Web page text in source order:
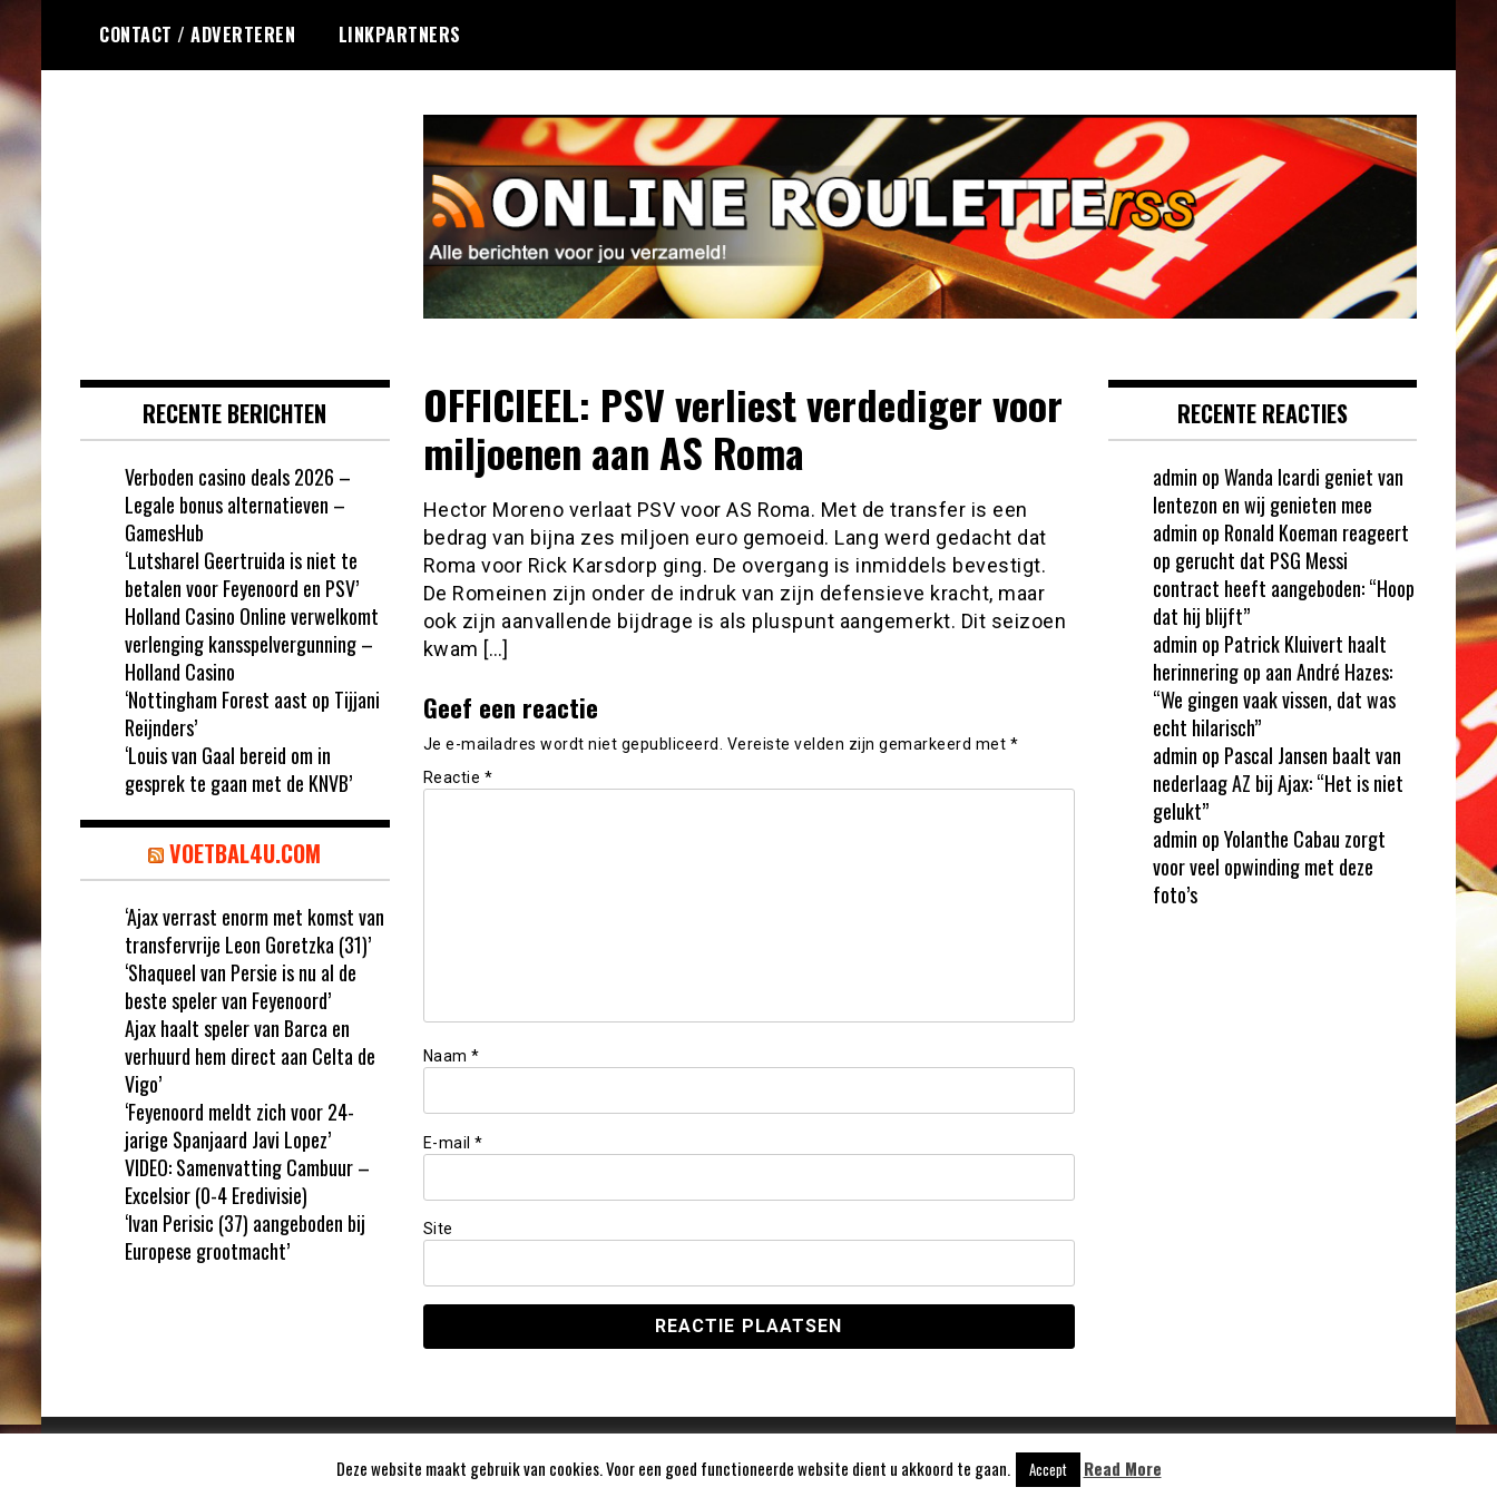
de
inhoud
CONTACT / ADVERTEREN LINKPARTNERS
OFFICIEEL: PSV verliest verdediger voor
miljoenen aan AS Roma
Hector Moreno verlaat PSV voor AS Roma. Met de transfer is een
bedrag van bijna zes miljoen euro gemoeid. Lang werd gedacht dat
Roma voor Rick Karsdorp ging. De overgang is inmiddels bevestigt.
De Romeinen zijn onder de indruk van zijn defensieve kracht, maar
ook zijn aanvallende bijdrage is als pluspunt aangemerkt. Dit seizoen
kwam […]
Geef een reactie
Je e-mailadres wordt niet gepubliceerd. Vereiste velden zijn gemarkeerd met *
Reactie *
Naam *
E-mail *
Site
RECENTE BERICHTEN
Verboden casino deals 2026 –
Legale bonus alternatieven –
GamesHub
‘Lutsharel Geertruida is niet te
betalen voor Feyenoord en PSV’
Holland Casino Online verwelkomt
verlenging kansspelvergunning –
Holland Casino
‘Nottingham Forest aast op Tijjani
Reijnders’
‘Louis van Gaal bereid om in
gesprek te gaan met de KNVB’
VOETBAL4U.COM
‘Ajax verrast enorm met komst van
transfervrije Leon Goretzka (31)’
‘Shaqueel van Persie is nu al de
beste speler van Feyenoord’
Ajax haalt speler van Barca en
verhuurd hem direct aan Celta de
Vigo’
‘Feyenoord meldt zich voor 24-
jarige Spanjaard Javi Lopez’
VIDEO: Samenvatting Cambuur –
Excelsior (0-4 Eredivisie)
‘Ivan Perisic (37) aangeboden bij
Europese grootmacht’
RECENTE REACTIES
admin opWanda Icardi geniet van
lentezon en wij genieten mee
admin op Ronald Koeman reageert
op gerucht dat PSG Messi
contract heeft aangeboden: “Hoop
dat hij blijft”
admin op Patrick Kluivert haalt
herinnering op aan André Hazes:
“We gingen vaak vissen, dat was
echt hilarisch”
admin op Pascal Jansen baalt van
nederlaag AZ bij Ajax: “Het is niet
gelukt”
admin opYolanthe Cabau zorgt
voor veel opwinding met deze
foto’s
Deze website maakt gebruik van cookies. Voor een goed functioneerde website dient u akkoord te gaan. Accept Read More